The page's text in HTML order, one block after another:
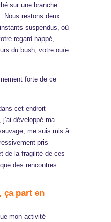
sur une branche.
Nous restons deux
suspendus, où
regard happé,
du bush, votre ouïe
forte de ce
cet endroit
développé ma
me suis mis à
pris
de la fragilité de ces
des rencontres
ça part en
mon activité